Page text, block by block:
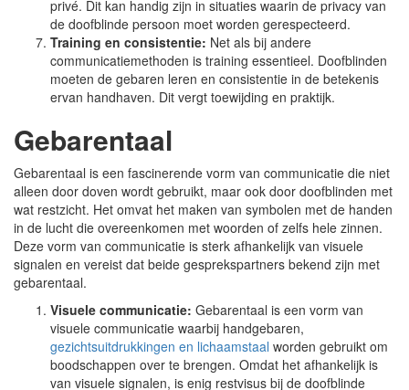
privé. Dit kan handig zijn in situaties waarin de privacy van
de doofblinde persoon moet worden gerespecteerd.
Training en consistentie: Net als bij andere
communicatiemethoden is training essentieel. Doofblinden
moeten de gebaren leren en consistentie in de betekenis
ervan handhaven. Dit vergt toewijding en praktijk.
Gebarentaal
Gebarentaal is een fascinerende vorm van communicatie die niet
alleen door doven wordt gebruikt, maar ook door doofblinden met
wat restzicht. Het omvat het maken van symbolen met de handen
in de lucht die overeenkomen met woorden of zelfs hele zinnen.
Deze vorm van communicatie is sterk afhankelijk van visuele
signalen en vereist dat beide gesprekspartners bekend zijn met
gebarentaal.
Visuele communicatie: Gebarentaal is een vorm van
visuele communicatie waarbij handgebaren,
gezichtsuitdrukkingen en lichaamstaal worden gebruikt om
boodschappen over te brengen. Omdat het afhankelijk is
van visuele signalen, is enig restvisus bij de doofblinde